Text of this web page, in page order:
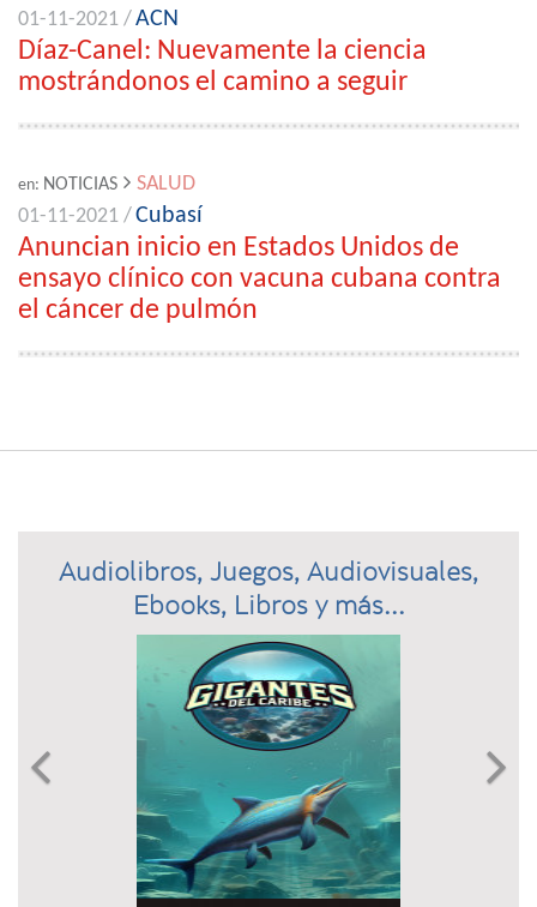
01-11-2021 /ACN
Díaz-Canel: Nuevamente la ciencia
mostrándonos el camino a seguir
en: NOTICIAS
SALUD
01-11-2021 /Cubasí
Anuncian inicio en Estados Unidos de
ensayo clínico con vacuna cubana contra
el cáncer de pulmón
Audiolibros, Juegos, Audiovisuales,
Ebooks, Libros y más...
Previous 